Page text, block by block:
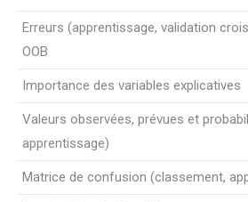
Erreurs (apprentissage, validation
OOB
Importance des variables explicatives
Valeurs observées, prévues et
apprentissage)
Matrice de confusion (classement,